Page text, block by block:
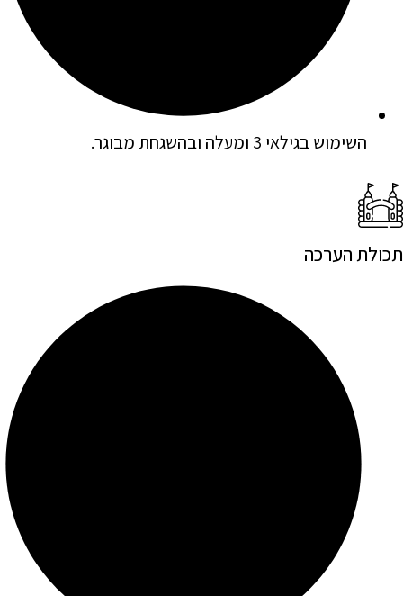
השימוש בגילאי 3 ומעלה ובהשגחת מבוגר.
תכולת הערכה